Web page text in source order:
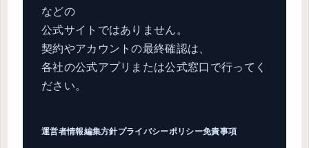
などの
公式サイトではありません。
契約やアカウントの最終確認は、
各社の公式アプリまたは公式窓口で行ってく
ださい。
運営者情報編集方針プライバシーポリシー免責事項